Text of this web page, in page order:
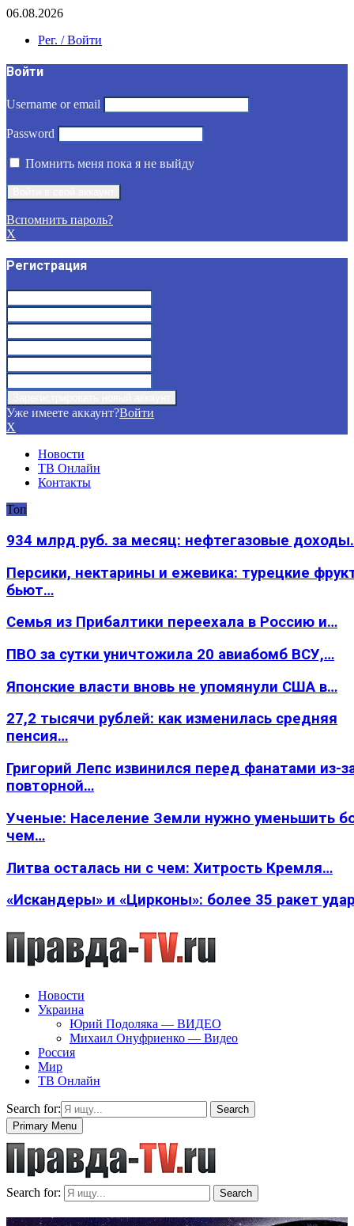
06.08.2026
Рег. / Войти
Войти
Username or email
Password
Помнить меня пока я не выйду
Вспомнить пароль?
X
Регистрация
Уже имеете аккаунт?Войти
X
Новости
ТВ Онлайн
Контакты
Топ
934 млрд руб. за месяц: нефтегазовые
Персики, нектарины и ежевика: турецкие
бьют…
Семья из Прибалтики переехала в Россию и…
ПВО за сутки уничтожила 20 авиабомб ВСУ,…
Японские власти вновь не упомянули США в…
27,2 тысячи рублей: как изменилась средняя
пенсия…
Григорий Лепс извинился перед фанатами из-
повторной…
Ученые: Население Земли нужно уменьшить
чем…
Литва осталась ни с чем: Хитрость Кремля…
«Искандеры» и «Цирконы»: более 35 ракет
Новости
Украина
Юрий Подоляка — ВИДЕО
Михаил Онуфриенко — Видео
Россия
Мир
ТВ Онлайн
Search for:
Search
Primary Menu
Search for: Search